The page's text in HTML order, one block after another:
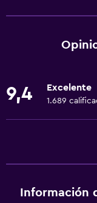
Wifi disponible en
Artículos de aseo
Ropa de cama
9,4 Excelente
1.689
Información